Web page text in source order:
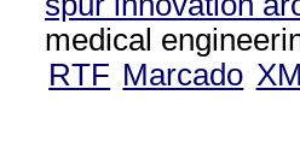
medical
RTF Marcado